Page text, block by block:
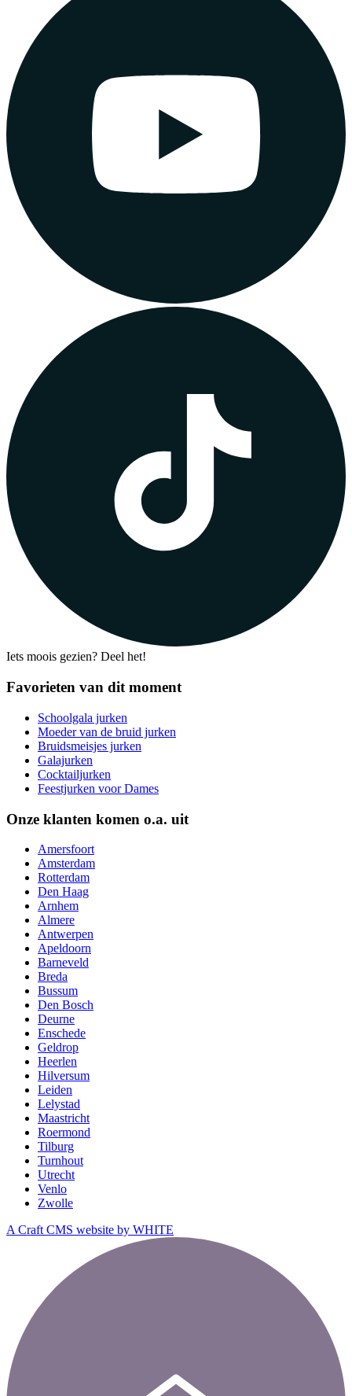
Iets moois gezien? Deel het!
Favorieten van dit moment
Schoolgala jurken
Moeder van de bruid jurken
Bruidsmeisjes jurken
Galajurken
Cocktailjurken
Feestjurken voor Dames
Onze klanten komen o.a. uit
Amersfoort
Amsterdam
Rotterdam
Den Haag
Arnhem
Almere
Antwerpen
Apeldoorn
Barneveld
Breda
Bussum
Den Bosch
Deurne
Enschede
Geldrop
Heerlen
Hilversum
Leiden
Lelystad
Maastricht
Roermond
Tilburg
Turnhout
Utrecht
Venlo
Zwolle
A Craft CMS website by WHITE